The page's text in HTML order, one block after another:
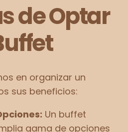
de Optar
en organizar un
sus beneficios:
Un buffet
gama de opciones